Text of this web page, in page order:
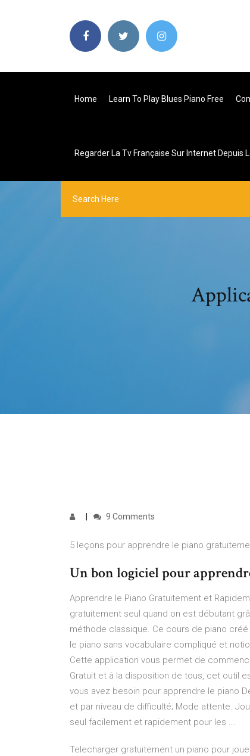
Home Learn To Play Blues Piano Free
Regarder La Tv Française Sur Internet Depuis
9 Comments
5 leçons pour apprendre le piano
Un bon logiciel pour
Apprendre le Piano Gratuitement et
gratuitement seul quand on est débutant
méthode classique. Ce cours de piano
le piano sans vocabulaire compliqué et
Cette application vous permet de
Gratuit et à la disposition de tous, cet outil
vous avez besoin pour apprendre le piano
et par niveau de difficulté; Mode attente.
seul facilement et rapidement pour les ...
Telecharger gratuitement un piano pour